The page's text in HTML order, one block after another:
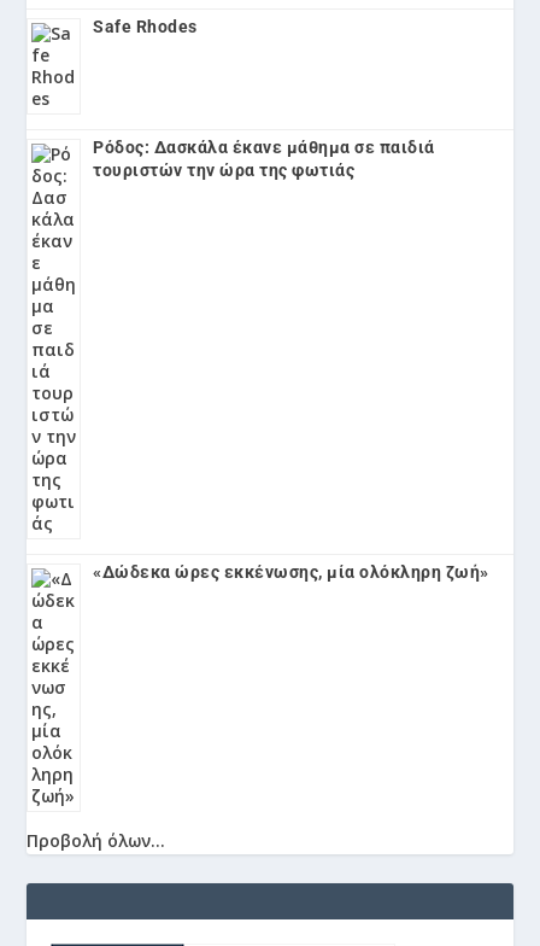
Safe Rhodes
Ρόδος: Δασκάλα έκανε μάθημα σε παιδιά
τουριστών την ώρα της φωτιάς
«Δώδεκα ώρες εκκένωσης, μία ολόκληρη ζωή»
Προβολή όλων...